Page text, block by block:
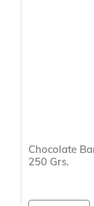
Chocolate
250 Grs.